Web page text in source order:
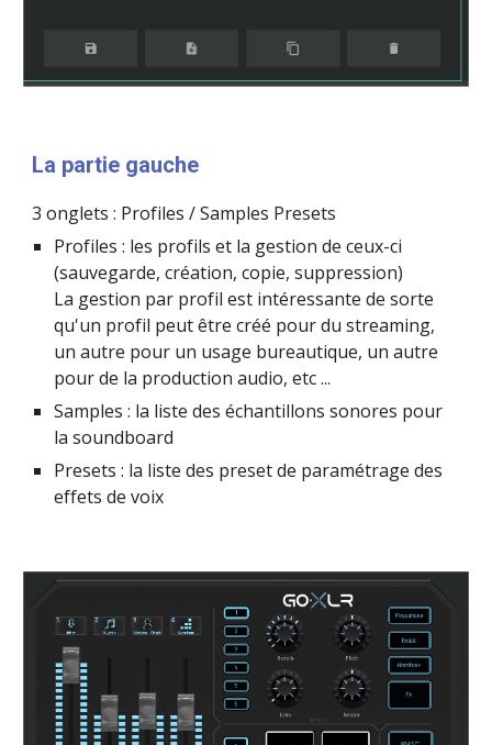
La partie gauche
3 onglets : Profiles / Samples Presets
Profiles : les profils et la gestion de ceux-ci
(sauvegarde, création, copie, suppression)
La gestion par profil est intéressante de sorte
qu'un profil peut être créé pour du streaming,
un autre pour un usage bureautique, un autre
pour de la production audio, etc ...
Samples : la liste des échantillons sonores pour
la soundboard
Presets : la liste des preset de paramétrage des
effets de voix